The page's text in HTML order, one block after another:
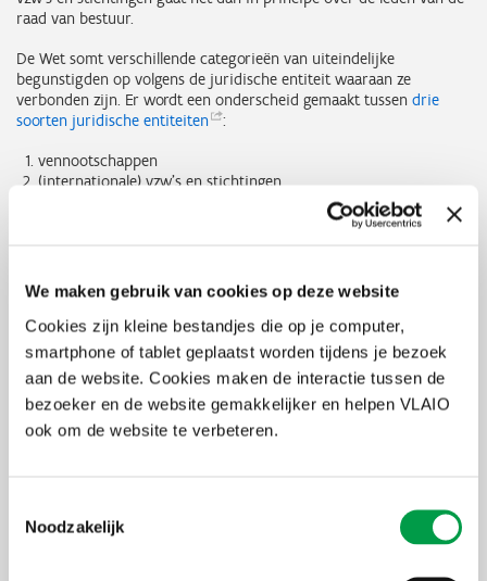
We maken gebruik van cookies op deze website
Cookies zijn kleine bestandjes die op je computer,
smartphone of tablet geplaatst worden tijdens je bezoek
aan de website. Cookies maken de interactie tussen de
bezoeker en de website gemakkelijker en helpen VLAIO
ook om de website te verbeteren.
Noodzakelijk
raad van bestuur.
De Wet somt verschillende categorieën van uiteindelijke
begunstigden op volgens de juridische entiteit waaraan ze
verbonden zijn. Er wordt een onderscheid gemaakt tussen drie
soorten juridische entiteiten :
vennootschappen
(internationale) vzw’s en stichtingen
trusts en andere juridische entiteiten die vergelijkbaar zijn met
Het nieuw Wetboek van vennootschappen en verenigingen
treedt vanaf 1 mei in werking! Wij zetten de voornaamste